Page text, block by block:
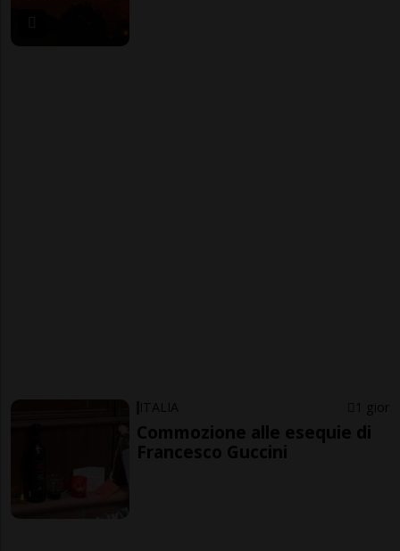
ITALIA 1 gior
Commozione alle esequie di
Francesco Guccini